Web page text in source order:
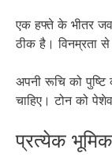
एक हफ्ते के भीतर
ठीक है। विनम्रता
अपनी रूचि को
चाहिए। टोन को
प्रत्येक